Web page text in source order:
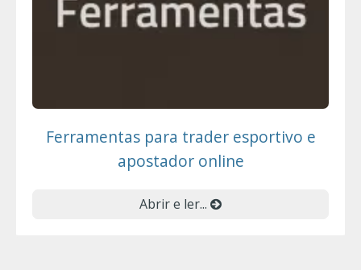
Ferramentas para trader esportivo e
apostador online
Abrir e ler...